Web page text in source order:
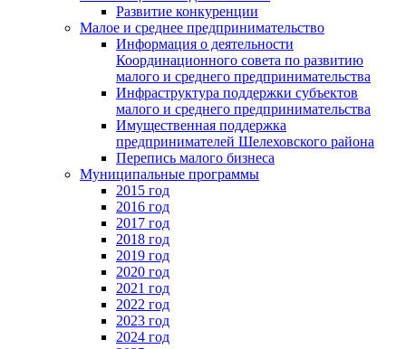
Развитие конкуренции
Малое и среднее предпринимательство
Информация о деятельности
Координационного совета по развитию
малого и среднего предпринимательства
Инфраструктура поддержки субъектов
малого и среднего предпринимательства
Имущественная поддержка
предпринимателей Шелеховского района
Перепись малого бизнеса
Муниципальные программы
2015 год
2016 год
2017 год
2018 год
2019 год
2020 год
2021 год
2022 год
2023 год
2024 год